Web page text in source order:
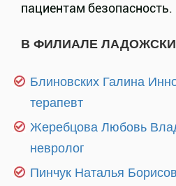
пациентам безопасность.
В ФИЛИАЛЕ
Блиновских Галина
терапевт
Жеребцова Любовь
невролог
Пинчук Наталья